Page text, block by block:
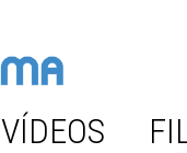
VÍDEOS